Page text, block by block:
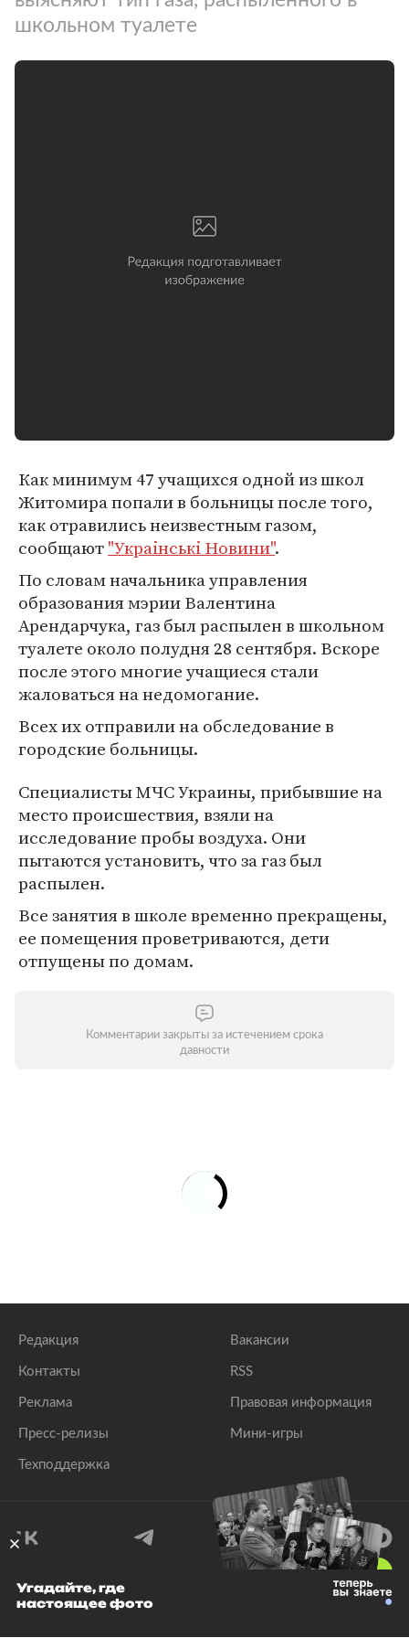
школьном туалете
Как минимум 47 учащихся одной из школ
Житомира попали в больницы после того,
как отравились неизвестным газом,
сообщают"Украiнськi Новини".
По словам начальника управления
образования мэрии Валентина
Арендарчука, газ был распылен в школьном
туалете около полудня 28 сентября. Вскоре
после этого многие учащиеся стали
жаловаться на недомогание.
Всех их отправили на обследование в
городские больницы.
Специалисты МЧС Украины, прибывшие на
место происшествия, взяли на
исследование пробы воздуха. Они
пытаются установить, что за газ был
распылен.
Все занятия в школе временно прекращены,
ее помещения проветриваются, дети
отпущены по домам.
Комментарии закрыты за истечением срока
давности
Редакция
Контакты
Реклама
Пресс-релизы
Техподдержка
Вакансии
RSS
Правовая информация
Мини-игры
© 1999–2026 Все права защищены.
Угадайте, где
настоящее фото